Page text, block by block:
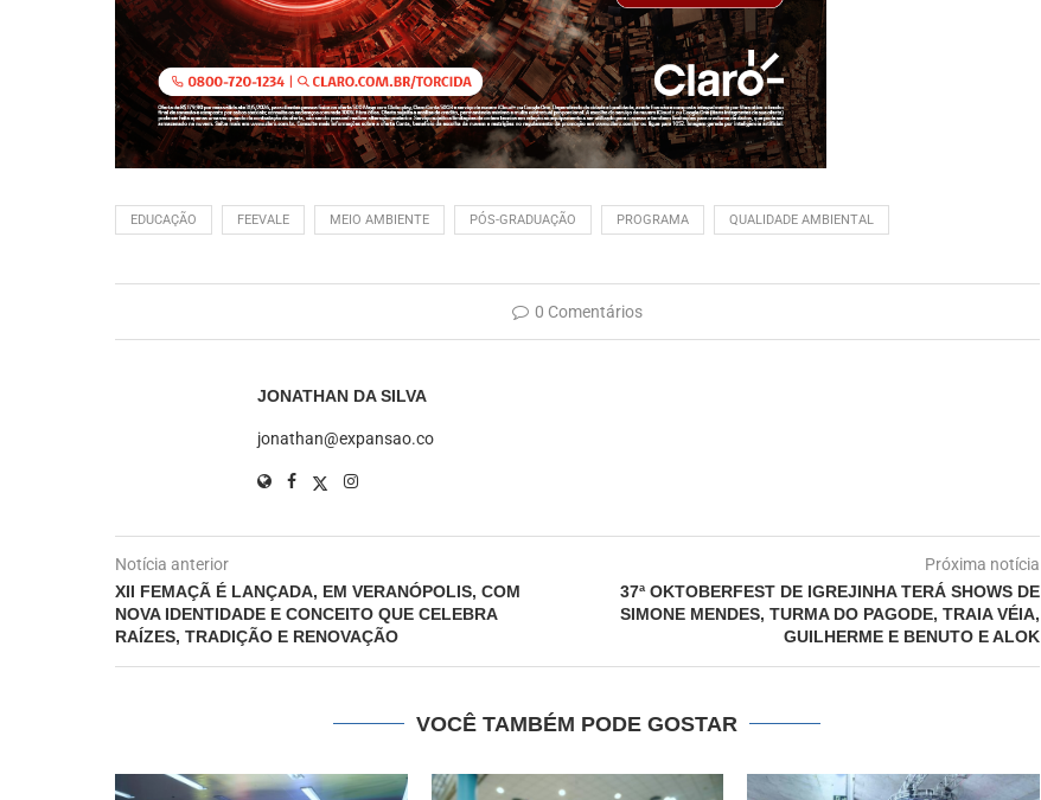
EDUCAÇÃO FEEVALE MEIO AMBIENTE PÓS-GRADUAÇÃO PROGRAMA QUALIDADE AMBIENTAL
0 Comentários
JONATHAN DA SILVA
jonathan@expansao.co
Notícia anterior
XII FEMAÇÃ É LANÇADA, EM VERANÓPOLIS, COM
NOVA IDENTIDADE E CONCEITO QUE CELEBRA
RAÍZES, TRADIÇÃO E RENOVAÇÃO
Próxima notícia
37ª OKTOBERFEST DE IGREJINHA TERÁ SHOWS DE
SIMONE MENDES, TURMA DO PAGODE, TRAIA VÉIA,
GUILHERME E BENUTO E ALOK
VOCÊ TAMBÉM PODE GOSTAR